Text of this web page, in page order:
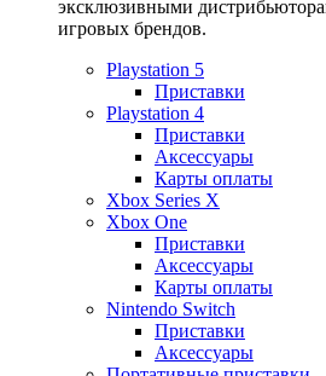
эксклюзивными
игровых брендов.
Playstation 5
Приставки
Playstation 4
Приставки
Аксессуары
Карты оплаты
Xbox Series X
Xbox One
Приставки
Аксессуары
Карты оплаты
Nintendo Switch
Приставки
Аксессуары